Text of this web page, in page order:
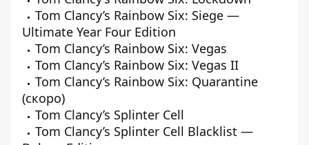
Tom Clancy’s Rainbow Six: Siege —
Ultimate Year Four Edition
Tom Clancy’s Rainbow Six: Vegas
Tom Clancy’s Rainbow Six: Vegas II
Tom Clancy’s Rainbow Six: Quarantine
(скоро)
Tom Clancy’s Splinter Cell
Tom Clancy’s Splinter Cell Blacklist —